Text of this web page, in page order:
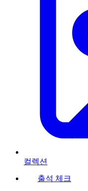
컬렉션
출석 체크